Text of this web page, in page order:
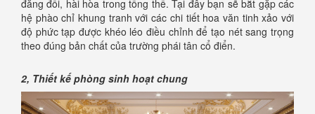
đăng đối, hài hòa trong tổng thể. Tại đây bạn sẽ bắt gặp các
hệ phào chỉ khung tranh với các chi tiết hoa văn tinh xảo với
độ phức tạp được khéo léo điều chỉnh để tạo nét sang trọng
theo đúng bản chất của trường phái tân cổ điển.
2, Thiết kế phòng sinh hoạt chung